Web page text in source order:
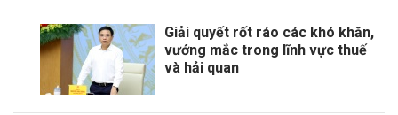
Giải quyết rốt ráo các khó khăn,
vướng mắc trong lĩnh vực thuế
và hải quan